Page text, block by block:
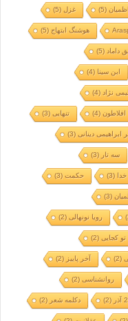
(5) غزل(5)
هوشنگ ابتهاج(5)
داماد(5)
ابن سینا (4)
نژاد(4)
افلاطون(4) تنهایی(3)
ابراهیمی دینانی(3)
سه تار (3)
(3) حکمت(3)
(3)
رویا نونهالی(2)
کجایی(2)
(2) آخر پاییز (2)
روانشناسی(2)
(2) دکلمه شعر (2)